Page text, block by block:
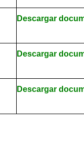
Descargar
Descargar
Descargar